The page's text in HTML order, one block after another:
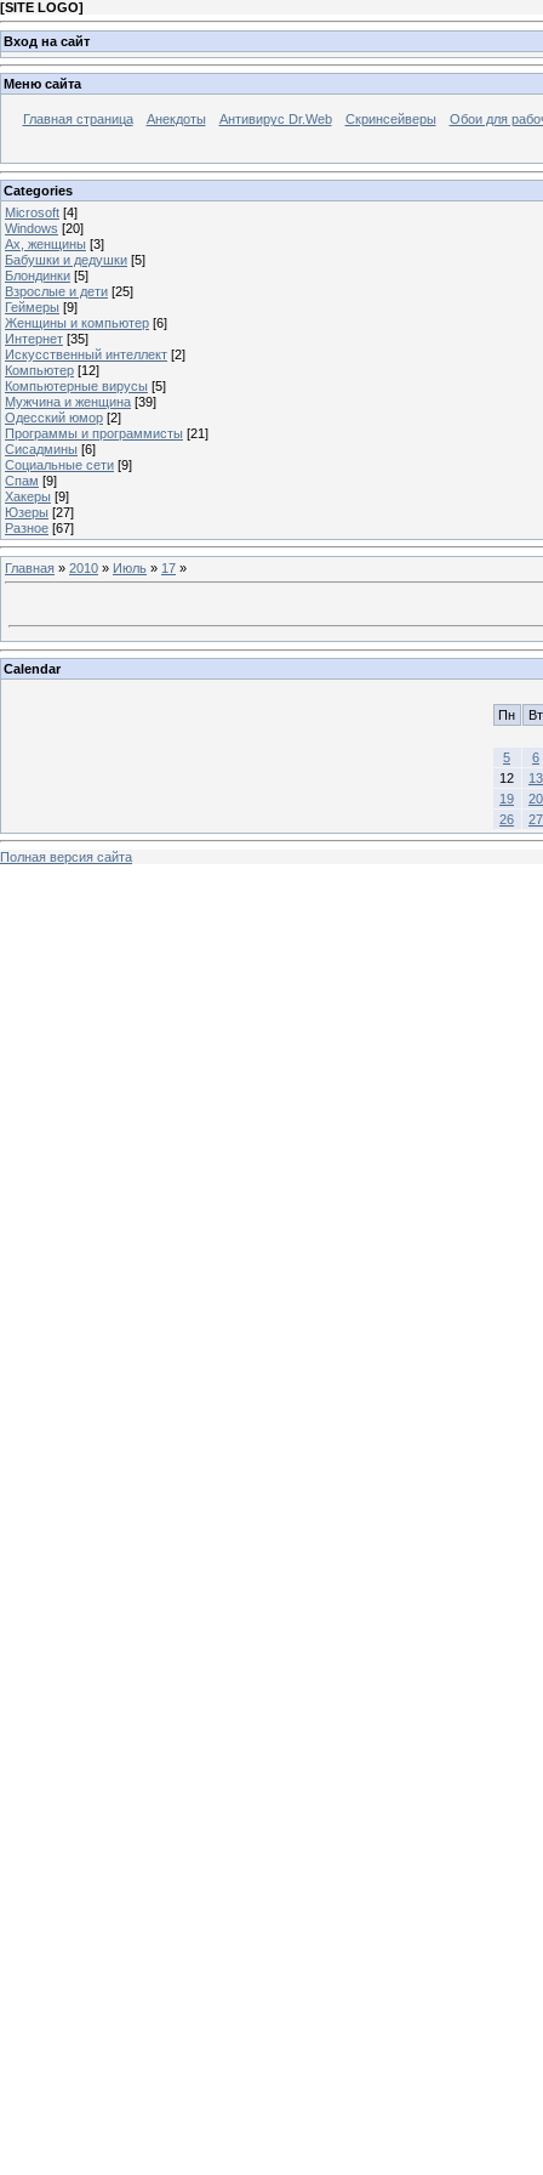
[SITE LOGO]
Вход на сайт
Меню сайта
Главная страница Анекдоты Антивирус Dr.Web Скринсейверы Обои для
Categories
Microsoft [4]
Windows [20]
Ах, женщины [3]
Бабушки и дедушки [5]
Блондинки [5]
Взрослые и дети [25]
Геймеры [9]
Женщины и компьютер [6]
Интернет [35]
Искусственный интеллект [2]
Компьютер [12]
Компьютерные вирусы [5]
Мужчина и женщина [39]
Одесский юмор [2]
Программы и программисты [21]
Сисадмины [6]
Социальные сети [9]
Спам [9]
Хакеры [9]
Юзеры [27]
Разное [67]
Главная » 2010 » Июль » 17 »
Calendar
Пн Вт
5
6
12
13
19
20
26
27
Полная версия сайта